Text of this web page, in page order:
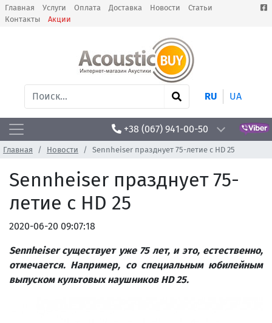
Главная Услуги Оплата Доставка Новости
Статьи
Контакты
Акции
RU UA
+38 (067) 941-00-50
Главная Новости Sennheiser празднует 75-летие с HD 25
Sennheiser празднует 75-
летие с HD 25
2020-06-20 09:07:18
Sennheiser существуетуже75 лет, и это, естественно,
отмечается. Например, со специальным юбилейным
выпуском культовых наушников HD 25.